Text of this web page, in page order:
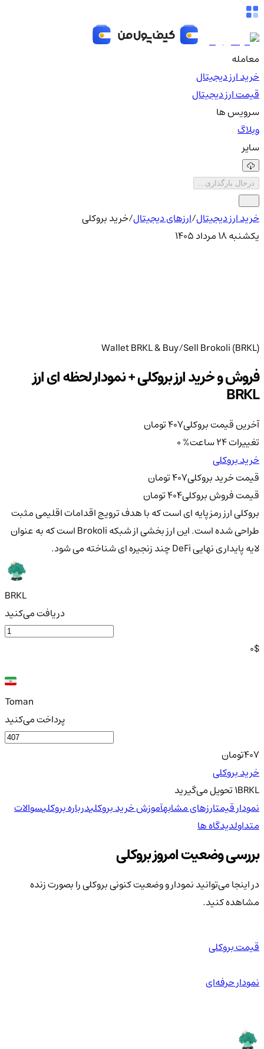
معامله
خرید ارز دیجیتال
قیمت ارز دیجیتال
سرویس ها
وبلاگ
سایر
درحال بارگذاری...
خرید ارز دیجیتال/ارزهای دیجیتال/خرید بروکلی
یکشنبه ۱۸ مرداد ۱۴۰۵
Wallet BRKL & Buy/Sell Brokoli (BRKL)
فروش و خرید ارز بروکلی + نمودار لحظه ای ارز
BRKL
آخرین قیمت بروکلی407تومان
تغییرات 24 ساعت
0%
خرید بروکلی
قیمت خرید بروکلی407تومان
قیمت فروش بروکلی404تومان
بروکلی ارز رمزپایه ای است که با هدف ترویج اقدامات اقلیمی مثبت
طراحی شده است. این ارز بخشی از شبکه Brokoli است که به عنوان
لایه پایداری نهایی DeFi چند زنجیره ای شناخته می شود.
BRKL
دریافت می‌کنید
0$
Toman
پرداخت می‌کنید
407تومان
خرید بروکلی
1BRKLتحویلمی‌گیرید
نمودار قیمتارزهای مشابهآموزش خرید بروکلیدرباره بروکلیسوالات
متداولدیدگاه ها
بررسی وضعیت امروز بروکلی
در اینجا می‌توانید نمودار و وضعیت کنونی بروکلی را بصورت زنده
مشاهده کنید.
قیمت بروکلی
نمودار حرفه‌ای